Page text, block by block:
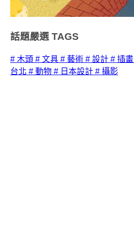
話題嚴選 TAGS
# 木頭 # 文具 # 藝術 # 設計 # 插畫
台北 # 動物 # 日本設計 # 攝影